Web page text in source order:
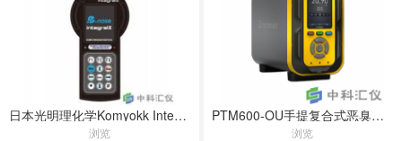
日本光明理化学Komyokk Integral III臭味检测分析仪
浏览
PTM600-OU手提复合式恶臭气体分析仪
浏览